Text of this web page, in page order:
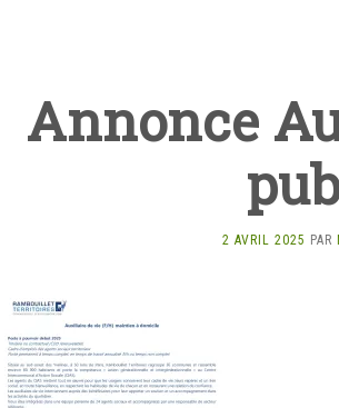
Annonce
2 AVRIL 2025 PAR